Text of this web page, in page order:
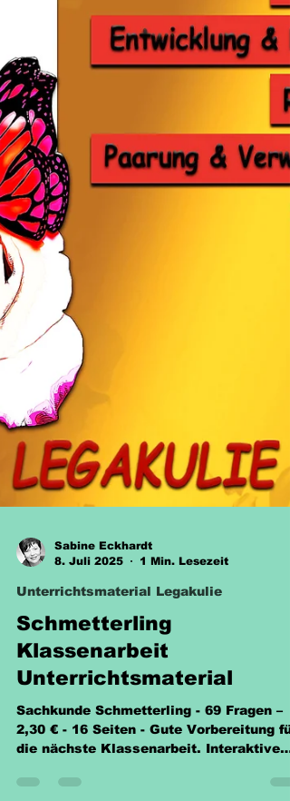
Sabine Eckhardt
8. Juli 2025
1 Min. Lesezeit
Unterrichtsmaterial Legakulie
Schmetterling
Klassenarbeit
Unterrichtsmaterial
2,30 € - 16 Seiten - Gute Vorbereitung für